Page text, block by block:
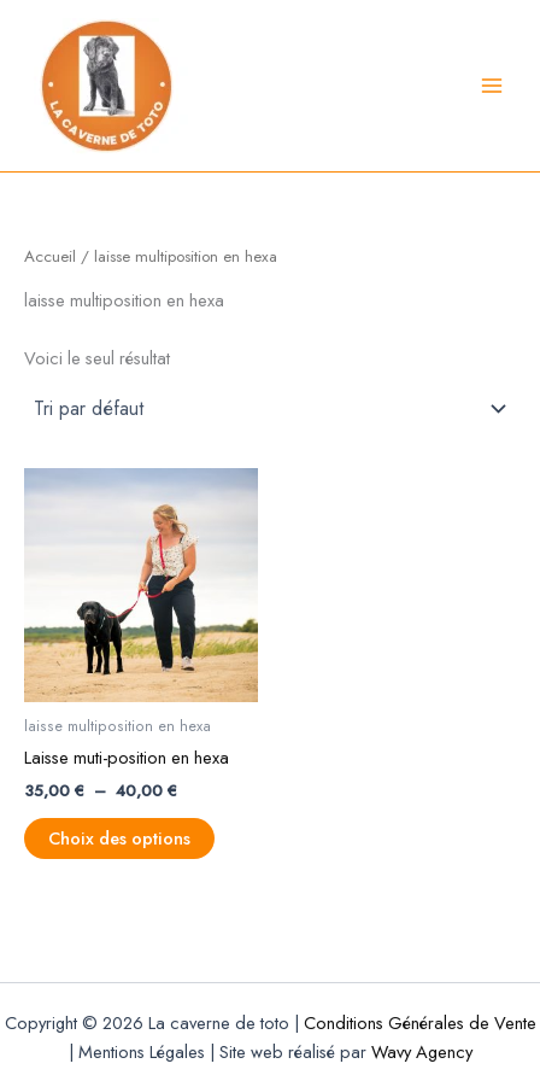
contenu
Accueil / laisse multiposition en hexa
laisse multiposition en hexa
Voici le seul résultat
laisse multiposition en hexa
Laisse muti-position en hexa
35,00 € – 40,00 €
de
prix :
35,00 €
à
40,00 €
Choix des options
Ce
Les
options
peuvent
sur
page
Copyright © 2026 La caverne de toto | Conditions Générales de Vente
| Mentions Légales | Site web réalisé parWavy Agency